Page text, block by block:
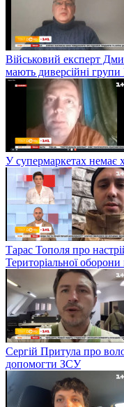
Військовий експерт
мають диверсійні групи
У супермаркетах немає
Тарас Тополя про
Територіальної оборони
Сергій Притула про
допомогти ЗСУ